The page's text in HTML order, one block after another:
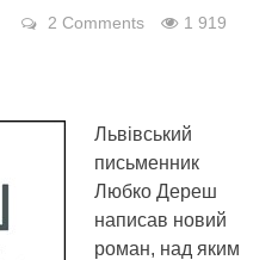
2 Comments 1 919
Львівський
письменник
Любко Дереш
написав новий
роман, над яким